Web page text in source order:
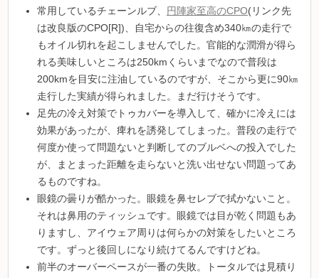
常用しているチェーンルブ、
円陣家至高のCPO(リンク先
は改良版のCPO[R])、自宅からの往復含め340㎞の走行で
もオイル切れを起こしませんでした。官能的な潤滑が得ら
れる美味しいところは250kmくらいまでなので普段は
200kmを目安に注油しているのですが、そこから更に90㎞
走行した実績が得られました。まだ行けそうです。
足先の冷え対策でトゥカバーを導入して、確かに冷えには
効果があったが、痺れを誘発してしまった。普段の走行で
何度か使って問題ないと判断してのブルベへの投入でした
が、まとまった距離を走らないと洗い出せない問題ってあ
るものですね。
眼鏡の曇りが酷かった。眼鏡を鼻セレブで拭かないこと。
それは鼻用のティッシュです。眼鏡では目が乾く問題もあ
りますし、アイウェア周りは何らかの対策をしたいところ
です。ずっと後回しになり続けてるんですけどね。
前半のオーバーペースが一番の失敗。トータルでは見積り